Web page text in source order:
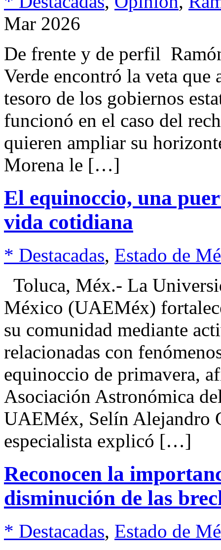
Mar 2026
De frente y de perfil
Verde encontró la veta que
tesoro de los gobiernos
funcionó en el caso del
quieren ampliar su
Morena le […]
El equinoccio, una
vida cotidiana
* Destacadas, Estado de
Toluca, Méx.- La
México (UAEMéx)
su comunidad mediante
relacionadas con
equinoccio de primavera,
Asociación Astronómica
UAEMéx, Selín Alejandro
especialista explicó […]
Reconocen la
disminución de las
* Destacadas, Estado de